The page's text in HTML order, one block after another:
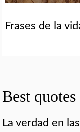
Frases de la
Best
La verdad en